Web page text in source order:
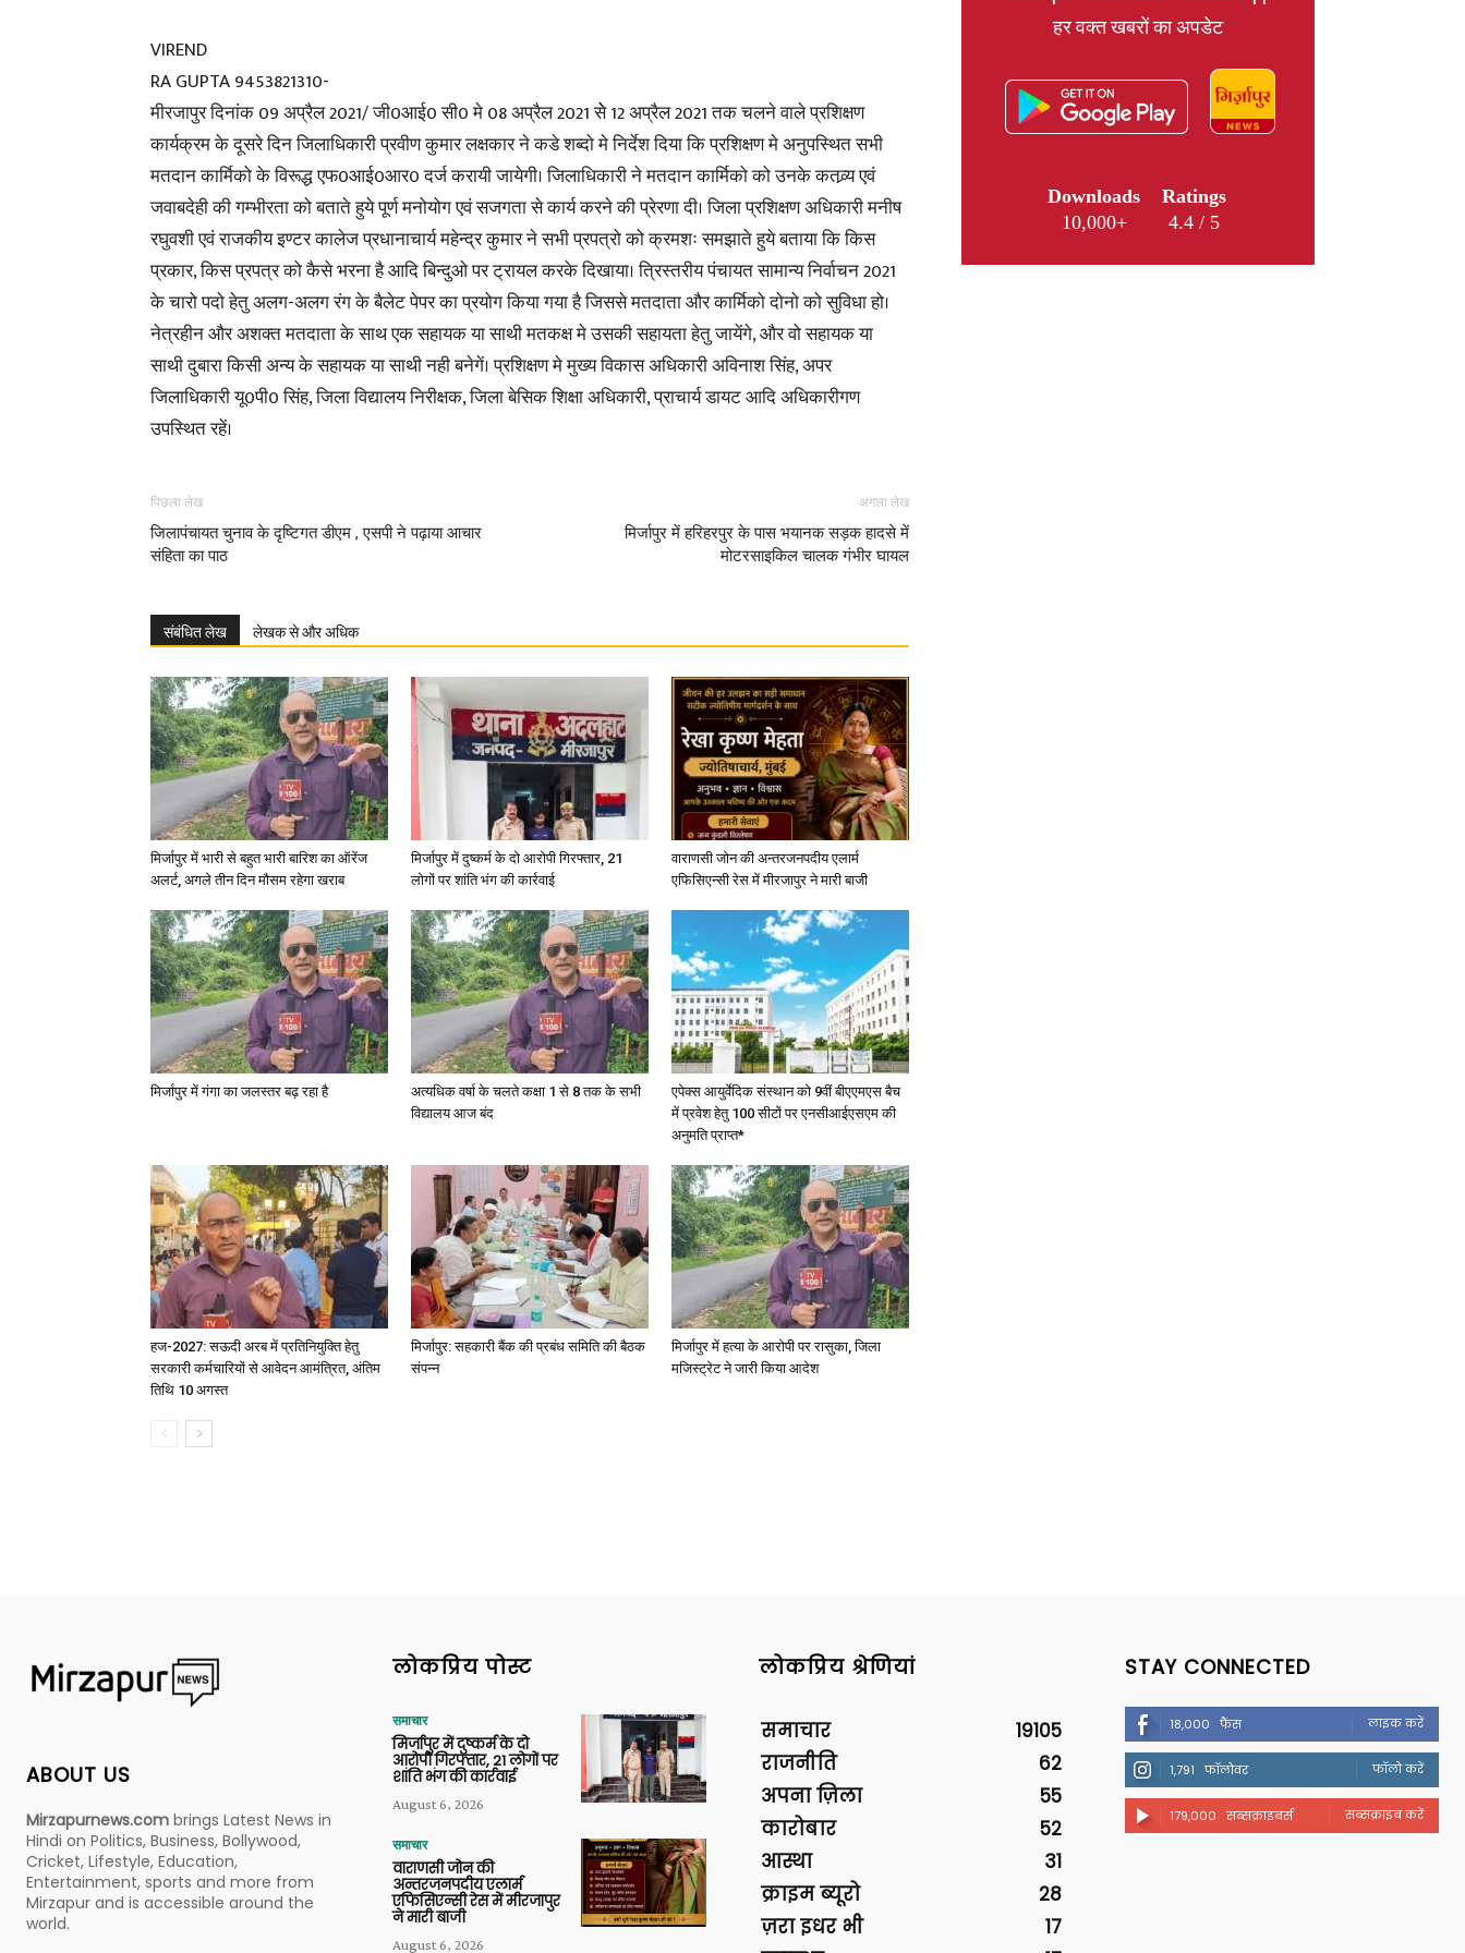
News,
Latest
News
in
Hindi,
Today
Hindi
News
Paper
VIREND
RA GUPTA 9453821310-
मीरजापुर दिनांक 09 अप्रैल 2021/ जी0आई0 सी0 मे 08 अप्रैल 2021 सेे 12 अप्रैल 2021 तक चलने वाले प्रशिक्षण
कार्यक्रम के दूसरे दिन जिलाधिकारी प्रवीण कुमार लक्षकार ने कडे शब्दो मे निर्देश दिया कि प्रशिक्षण मे अनुपस्थित सभी
मतदान कार्मिको के विरूद्ध एफ0आई0आर0 दर्ज करायी जायेगी। जिलाधिकारी ने मतदान कार्मिको को उनके कतव्र्य एवं
जवाबदेही की गम्भीरता को बताते हुये पूर्ण मनोयोग एवं सजगता से कार्य करने की प्रेरणा दी। जिला प्रशिक्षण अधिकारी मनीष
रघुवशी एवं राजकीय इण्टर कालेज प्रधानाचार्य महेन्द्र कुमार ने सभी प्रपत्रो को क्रमशः समझाते हुये बताया कि किस
प्रकार, किस प्रपत्र को कैसे भरना है आदि बिन्दुओ पर ट्रायल करके दिखाया। त्रिस्तरीय पंचायत सामान्य निर्वाचन 2021
के चारो पदो हेतु अलग-अलग रंग के बैलेट पेपर का प्रयोग किया गया है जिससे मतदाता और कार्मिको दोनो को सुविधा हो।
नेत्रहीन और अशक्त मतदाता के साथ एक सहायक या साथी मतकक्ष मे उसकी सहायता हेतु जायेंगे, और वो सहायक या
साथी दुबारा किसी अन्य के सहायक या साथी नही बनेगें। प्रशिक्षण मे मुख्य विकास अधिकारी अविनाश सिंह, अपर
जिलाधिकारी यू0पी0 सिंह, जिला विद्यालय निरीक्षक, जिला बेसिक शिक्षा अधिकारी, प्राचार्य डायट आदि अधिकारीगण
उपस्थित रहें।
पिछला लेख
जिलापंचायत चुनाव के दृष्टिगत डीएम , एसपी ने पढ़ाया आचार
संहिता का पाठ
अगला लेख
मिर्जापुर में हरिहरपुर के पास भयानक सड़क हादसे में
मोटरसाइकिल चालक गंभीर घायल
संबंधित लेख लेखक से और अधिक
मिर्जापुर में भारी से बहुत भारी बारिश का ऑरेंज
अलर्ट, अगले तीन दिन मौसम रहेगा खराब
मिर्जापुर में दुष्कर्म के दो आरोपी गिरफ्तार, 21
लोगों पर शांति भंग की कार्रवाई
वाराणसी जोन की अन्तरजनपदीय एलार्म
एफिसिएन्सी रेस में मीरजापुर ने मारी बाजी
मिर्जापुर में गंगा का जलस्तर बढ़ रहा है
अत्यधिक वर्षा के चलते कक्षा 1 से 8 तक के सभी
विद्यालय आज बंद
एपेक्स आयुर्वेदिक संस्थान को 9वीं बीएएमएस बैच
में प्रवेश हेतु 100 सीटों पर एनसीआईएसएम की
अनुमति प्राप्त*
हज-2027: सऊदी अरब में प्रतिनियुक्ति हेतु
सरकारी कर्मचारियों से आवेदन आमंत्रित, अंतिम
तिथि 10 अगस्त
मिर्जापुर: सहकारी बैंक की प्रबंध समिति की बैठक
संपन्न
मिर्जापुर में हत्या के आरोपी पर रासुका, जिला
मजिस्ट्रेट ने जारी किया आदेश
हर वक्त खबरों का अपडेट
Downloads
10,000+
Ratings
4.4 / 5
ABOUT US
Mirzapurnews.com brings Latest News in
Hindi on Politics, Business, Bollywood,
Cricket, Lifestyle, Education,
Entertainment, sports and more from
Mirzapur and is accessible around the
world.
लोकप्रिय पोस्ट
समाचार
मिर्जापुर में दुष्कर्म के दो
आरोपी गिरफ्तार, 21 लोगों पर
शांति भंग की कार्रवाई
August 6, 2026
समाचार
वाराणसी जोन की
अन्तरजनपदीय एलार्म
एफिसिएन्सी रेस में मीरजापुर
ने मारी बाजी
August 6, 2026
लोकप्रिय श्रेणियां
समाचार
19105
राजनीति
62
अपना ज़िला
55
कारोबार
52
आस्था
31
क्राइम ब्यूरो
28
ज़रा इधर भी
17
STAY CONNECTED
18,000 फैंस लाइक करें
1,791 फॉलोवर फॉलो करें
179,000 सब्सक्राइबर्स सब्सक्राइब करें